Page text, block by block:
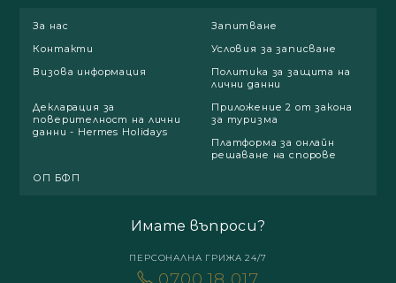
За нас
Запитване
Контакти
Условия за записване
Визова информация
Политика за защита на
лични данни
Декларация за
поверителност на лични
данни - Hermes Holidays
Приложение 2 от закона
за туризма
Платформа за онлайн
решаване на спорове
ОП БФП
Имате въпроси?
ПЕРСОНАЛНА ГРИЖА 24/7